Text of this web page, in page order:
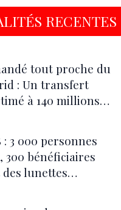
RECENTES
tout proche du
: Un transfert
à 140 millions
: 3 000 personnes
300 bénéficiaires
lunettes